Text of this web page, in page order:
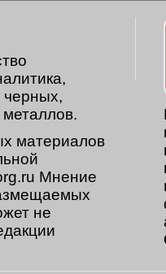
черных,
материалов
Мнение
не